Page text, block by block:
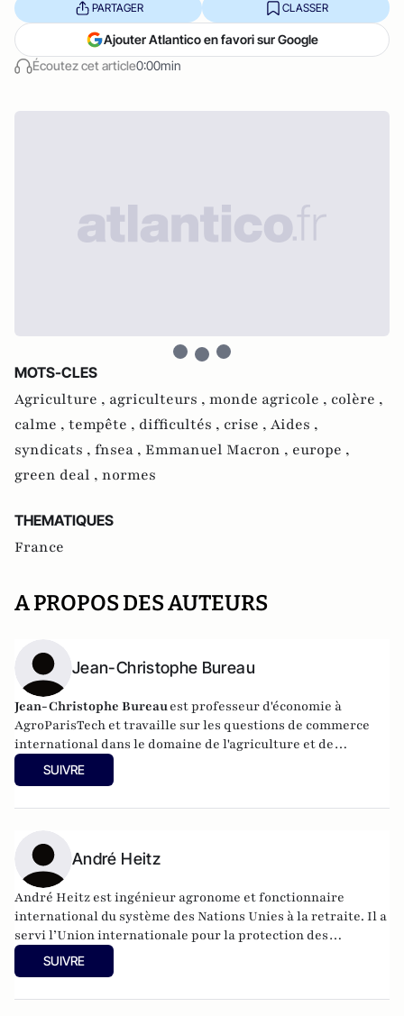
Écoutez cet article0:00min
PARTAGER CLASSER
Ajouter Atlantico en favori sur Google
MOTS-CLES
Agriculture , agriculteurs , monde agricole , colère ,
calme , tempête , difficultés , crise , Aides ,
syndicats , fnsea , Emmanuel Macron , europe ,
green deal , normes
THEMATIQUES
France
A PROPOS DES AUTEURS
Jean-Christophe Bureau
Jean-Christophe Bureauest professeur d'économie à
AgroParisTech et travaille sur les questions de commerce
international dans le domaine de l'agriculture et de
l'environnement. Il est chercheur associé au CEPII.
SUIVRE
André Heitz
André Heitz est ingénieur agronome et fonctionnaire
international du système des Nations Unies à la retraite. Il a
servi l’Union internationale pour la protection des
obtentions végétales (UPOV) et l’Organisation Mondiale de
la Propriété Intellectuelle (OMPI). Dans son dernier poste,
SUIVRE